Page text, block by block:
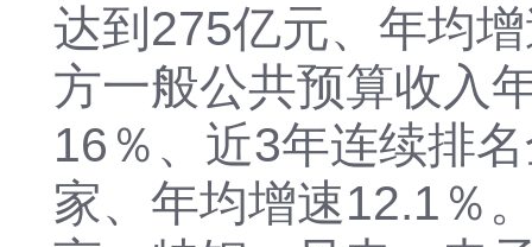
达到 275亿元、 年均
方一般公共预算收入
16 ％ 、近3年连续排
家、年均增速12.1％